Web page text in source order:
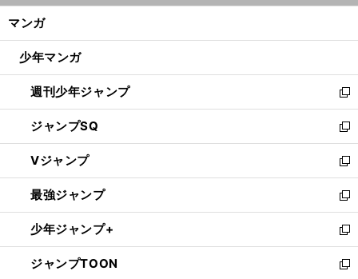
ン
ウ
開
く
マンガ
少年マンガ
週刊少年ジャンプ
新
し
い
ウ
ィ
ン
ド
ウ
で
開
く
ジャンプSQ
新
し
い
ウ
ィ
ン
ド
ウ
で
Vジャンプ
新
し
い
ウ
ィ
ン
ド
最強ジャンプ
新
し
い
ウ
ィ
少年ジャンプ+
新
し
い
ジャンプTOON
新